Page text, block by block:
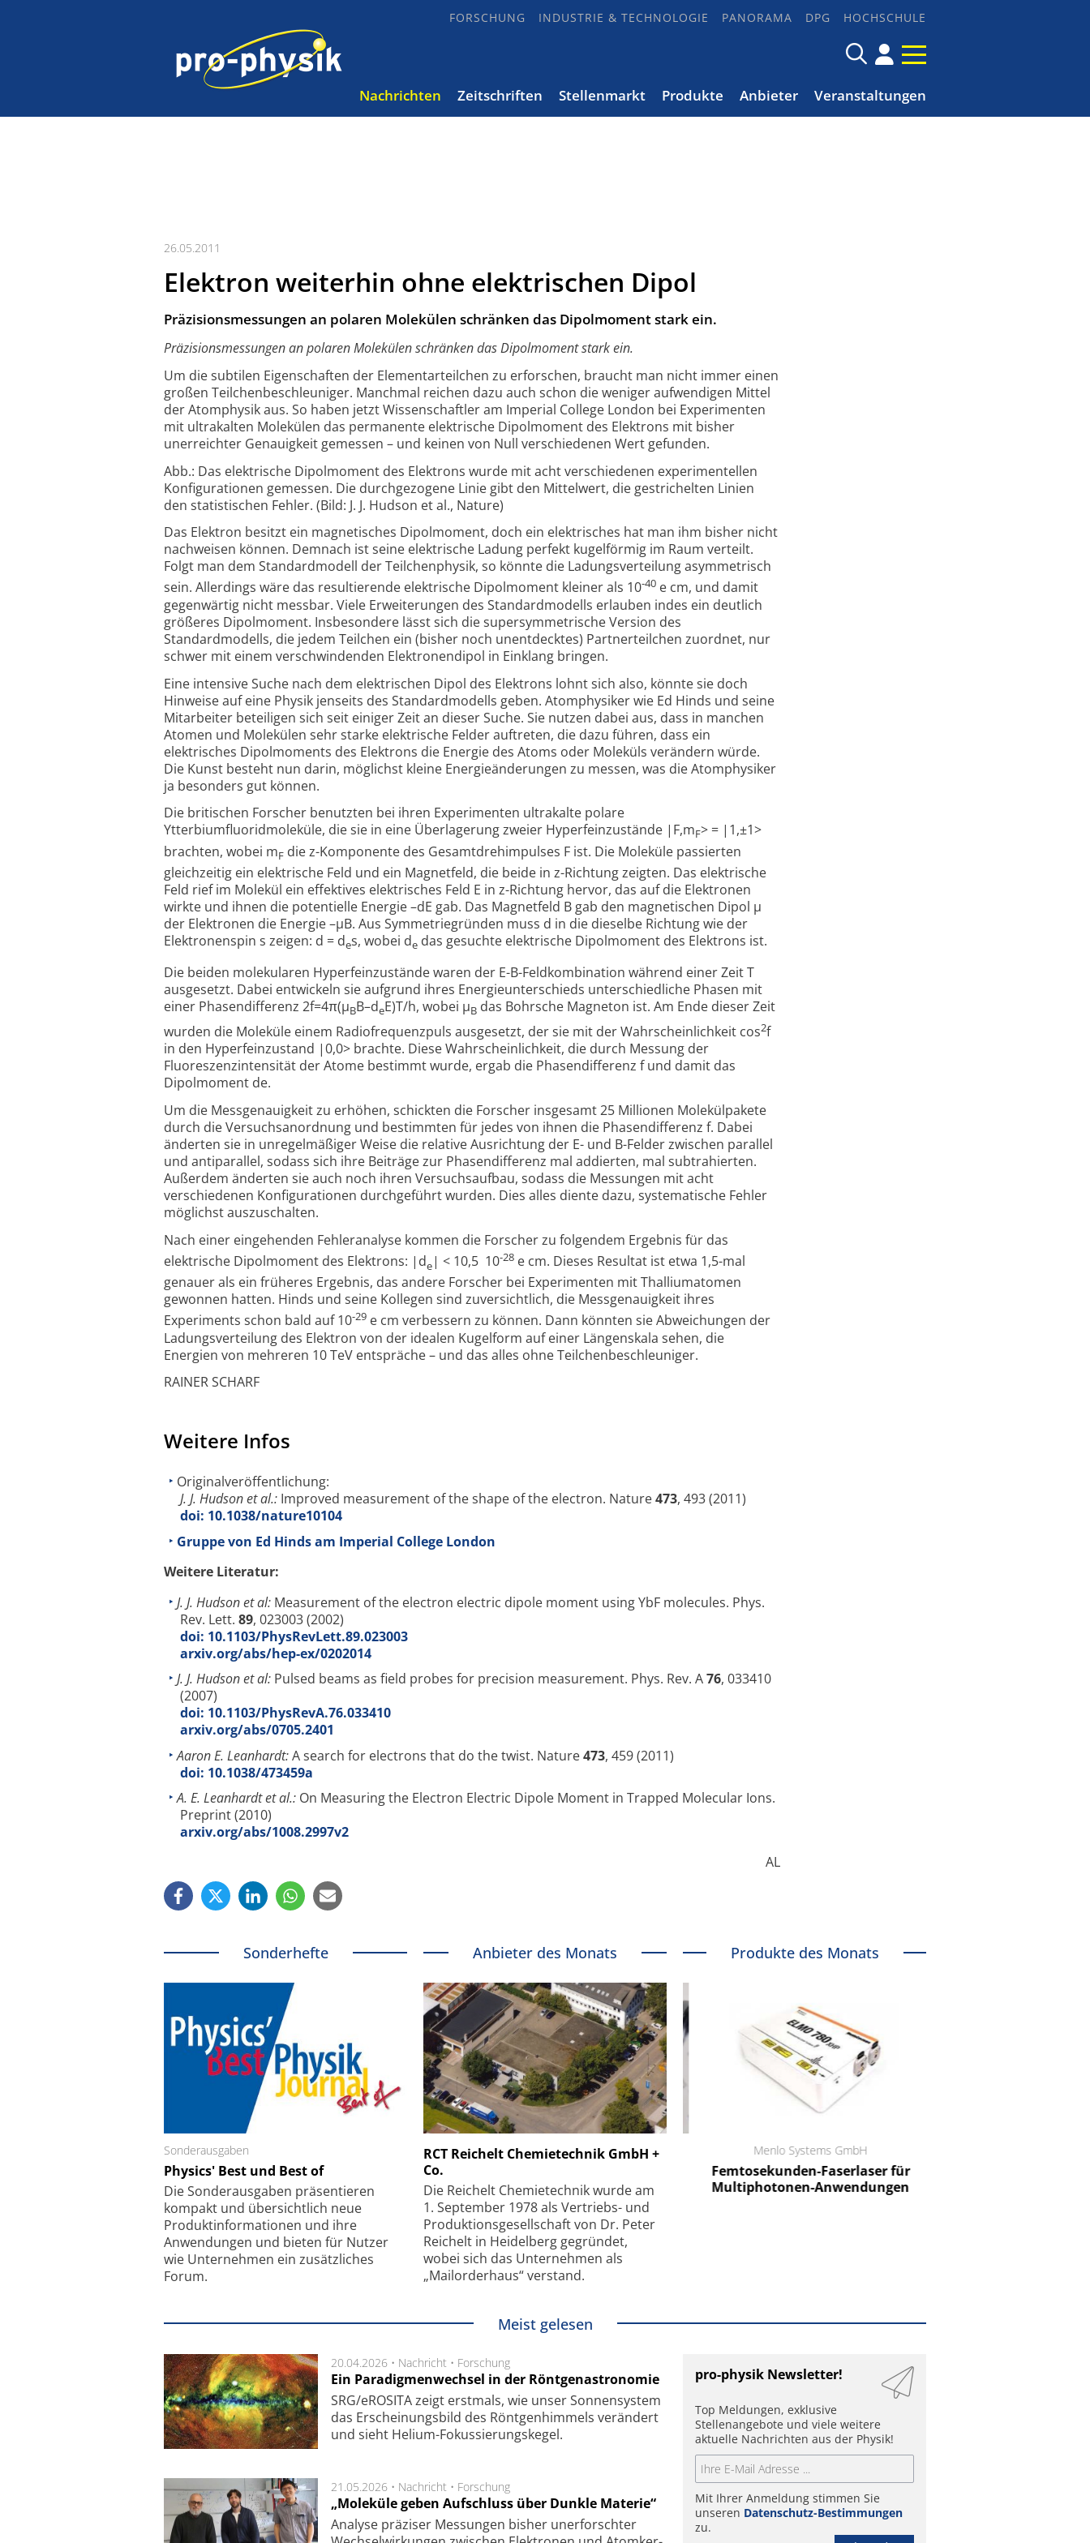
FORSCHUNG INDUSTRIE & TECHNOLOGIE PANORAMA DPG HOCHSCHULE
Nachrichten Zeitschriften Stellenmarkt Produkte Anbieter Veranstaltungen
26.05.2011
Elektron weiterhin ohne elektrischen Dipol
Präzisionsmessungen an polaren Molekülen schränken das Dipolmoment stark ein.
Präzisionsmessungen an polaren Molekülen schränken das Dipolmoment stark ein.
Um die subtilen Eigenschaften der Elementarteilchen zu erforschen, braucht man nicht immer einen
großen Teilchenbeschleuniger. Manchmal reichen dazu auch schon die weniger aufwendigen Mittel
der Atomphysik aus. So haben jetzt Wissenschaftler am Imperial College London bei Experimenten
mit ultrakalten Molekülen das permanente elektrische Dipolmoment des Elektrons mit bisher
unerreichter Genauigkeit gemessen – und keinen von Null verschiedenen Wert gefunden.
Abb.: Das elektrische Dipolmoment des Elektrons wurde mit acht verschiedenen experimentellen
Konfigurationen gemessen. Die durchgezogene Linie gibt den Mittelwert, die gestrichelten Linien
den statistischen Fehler. (Bild: J. J. Hudson et al., Nature)
Das Elektron besitzt ein magnetisches Dipolmoment, doch ein elektrisches hat man ihm bisher nicht
nachweisen können. Demnach ist seine elektrische Ladung perfekt kugelförmig im Raum verteilt.
Folgt man dem Standardmodell der Teilchenphysik, so könnte die Ladungsverteilung asymmetrisch
sein. Allerdings wäre das resultierende elektrische Dipolmoment kleiner als 10-40 e cm, und damit
gegenwärtig nicht messbar. Viele Erweiterungen des Standardmodells erlauben indes ein deutlich
größeres Dipolmoment. Insbesondere lässt sich die supersymmetrische Version des
Standardmodells, die jedem Teilchen ein (bisher noch unentdecktes) Partnerteilchen zuordnet, nur
schwer mit einem verschwindenden Elektronendipol in Einklang bringen.
Eine intensive Suche nach dem elektrischen Dipol des Elektrons lohnt sich also, könnte sie doch
Hinweise auf eine Physik jenseits des Standardmodells geben. Atomphysiker wie Ed Hinds und seine
Mitarbeiter beteiligen sich seit einiger Zeit an dieser Suche. Sie nutzen dabei aus, dass in manchen
Atomen und Molekülen sehr starke elektrische Felder auftreten, die dazu führen, dass ein
elektrisches Dipolmoments des Elektrons die Energie des Atoms oder Moleküls verändern würde.
Die Kunst besteht nun darin, möglichst kleine Energieänderungen zu messen, was die Atomphysiker
ja besonders gut können.
Die britischen Forscher benutzten bei ihren Experimenten ultrakalte polare
Ytterbiumfluoridmoleküle, die sie in eine Überlagerung zweier Hyperfeinzustände |F,mF> = |1,±1>
brachten, wobei mF die z-Komponente des Gesamtdrehimpulses F ist. Die Moleküle passierten
gleichzeitig ein elektrische Feld und ein Magnetfeld, die beide in z-Richtung zeigten. Das elektrische
Feld rief im Molekül ein effektives elektrisches Feld E in z-Richtung hervor, das auf die Elektronen
wirkte und ihnen die potentielle Energie –dE gab. Das Magnetfeld B gab den magnetischen Dipol µ
der Elektronen die Energie –µB. Aus Symmetriegründen muss d in die dieselbe Richtung wie der
Elektronenspin s zeigen: d = des, wobei de das gesuchte elektrische Dipolmoment des Elektrons ist.
Die beiden molekularen Hyperfeinzustände waren der E-B-Feldkombination während einer Zeit T
ausgesetzt. Dabei entwickeln sie aufgrund ihres Energieunterschieds unterschiedliche Phasen mit
einer Phasendifferenz 2f=4π(µBB–deE)T/h, wobei µB das Bohrsche Magneton ist. Am Ende dieser Zeit
wurden die Moleküle einem Radiofrequenzpuls ausgesetzt, der sie mit der Wahrscheinlichkeit cos2f
in den Hyperfeinzustand |0,0> brachte. Diese Wahrscheinlichkeit, die durch Messung der
Fluoreszenzintensität der Atome bestimmt wurde, ergab die Phasendifferenz f und damit das
Dipolmoment de.
Um die Messgenauigkeit zu erhöhen, schickten die Forscher insgesamt 25 Millionen Molekülpakete
durch die Versuchsanordnung und bestimmten für jedes von ihnen die Phasendifferenz f. Dabei
änderten sie in unregelmäßiger Weise die relative Ausrichtung der E- und B-Felder zwischen parallel
und antiparallel, sodass sich ihre Beiträge zur Phasendifferenz mal addierten, mal subtrahierten.
Außerdem änderten sie auch noch ihren Versuchsaufbau, sodass die Messungen mit acht
verschiedenen Konfigurationen durchgeführt wurden. Dies alles diente dazu, systematische Fehler
möglichst auszuschalten.
Nach einer eingehenden Fehleranalyse kommen die Forscher zu folgendem Ergebnis für das
elektrische Dipolmoment des Elektrons: |de| < 10,5 10-28 e cm. Dieses Resultat ist etwa 1,5-mal
genauer als ein früheres Ergebnis, das andere Forscher bei Experimenten mit Thalliumatomen
gewonnen hatten. Hinds und seine Kollegen sind zuversichtlich, die Messgenauigkeit ihres
Experiments schon bald auf 10-29 e cm verbessern zu können. Dann könnten sie Abweichungen der
Ladungsverteilung des Elektron von der idealen Kugelform auf einer Längenskala sehen, die
Energien von mehreren 10 TeV entspräche – und das alles ohne Teilchenbeschleuniger.
RAINER SCHARF
Weitere Infos
Originalveröffentlichung:
J. J. Hudson et al.: Improved measurement of the shape of the electron. Nature473, 493 (2011)
doi: 10.1038/nature10104
Gruppe von Ed Hinds am Imperial College London
Weitere Literatur:
J. J. Hudson et al: Measurement of the electron electric dipole moment using YbF molecules. Phys.
Rev. Lett. 89, 023003 (2002)
doi: 10.1103/PhysRevLett.89.023003
arxiv.org/abs/hep-ex/0202014
J. J. Hudson et al: Pulsed beams as field probes for precision measurement. Phys. Rev. A76, 033410
(2007)
doi: 10.1103/PhysRevA.76.033410
arxiv.org/abs/0705.2401
Aaron E. Leanhardt:A search for electrons that do the twist. Nature473, 459 (2011)
doi: 10.1038/473459a
A. E. Leanhardt et al.: On Measuring the Electron Electric Dipole Moment in Trapped Molecular Ions.
Preprint (2010)
arxiv.org/abs/1008.2997v2
AL
Sonderhefte
Sonderausgaben
Physics' Best und Best of
Die Sonder­ausgaben präsentieren
kompakt und übersichtlich neue
Produkt­informationen und ihre
Anwendungen und bieten für Nutzer
wie Unternehmen ein zusätzliches
Forum.
Anbieter des Monats
RCT Reichelt Chemietechnik GmbH +
Co.
Die Reichelt Chemietechnik wurde am
1. September 1978 als Vertriebs- und
Produktionsgesellschaft von Dr. Peter
Reichelt in Heidelberg gegründet,
wobei sich das Unternehmen als
„Mailorderhaus“ verstand.
Produkte des Monats
Faserkoppler mit Super-
Feinfokussierungsmechanismus
SmarAct GmbH
kleinstem Raum
Menlo Systems GmbH
Femtosekunden-Faserlaser für
Multiphotonen-Anwendungen
Meist gelesen
20.04.2026 • Nachricht • Forschung
Ein Paradigmenwechsel in der Röntgenastronomie
SRG/eROSITA zeigt erst­mals, wie unser Son­nen­sys­tem
das Er­schei­nungs­bild des Rönt­gen­him­mels ver­än­dert
und sieht Helium-Fokus­sie­rungs­ke­gel.
21.05.2026 • Nachricht • Forschung
„Moleküle geben Aufschluss über Dunkle Materie“
Analyse prä­zi­ser Mes­sung­en bis­her un­er­for­schter
pro-physik Newsletter!
Top Meldungen, exklusive
Stellenangebote und viele weitere
aktuelle Nachrichten aus der Physik!
Mit Ihrer Anmeldung stimmen Sie
unseren Datenschutz-Bestimmungen
zu.